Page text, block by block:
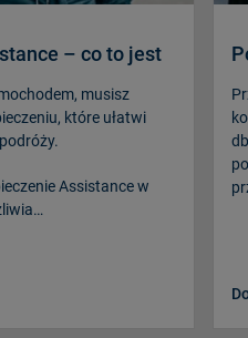
– co to jest
musisz
które ułatwi
Assistance w